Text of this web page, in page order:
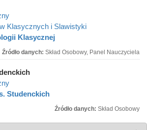
Klasycznych i Slawistyki
Klasycznej
Źródło danych: Skład Osobowy, Panel Nauczyciela
Studenckich
Źródło danych: Skład Osobowy